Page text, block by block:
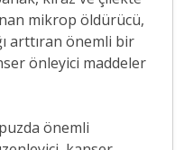
mikrop öldürücü,
arttıran önemli bir
önleyici maddeler
önemli